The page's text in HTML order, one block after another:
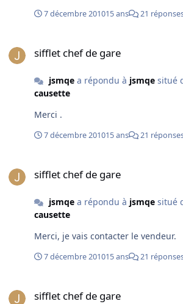
je n'ai pas à me justifier face à votre
7 décembre 201015 ans 21
sifflet chef de gare
jsmqea répondu à jsmqesitué
causette
Merci .
7 décembre 201015 ans 21
sifflet chef de gare
jsmqea répondu à jsmqesitué
causette
Merci, je vais contacter le vendeur.
7 décembre 201015 ans 21
sifflet chef de gare